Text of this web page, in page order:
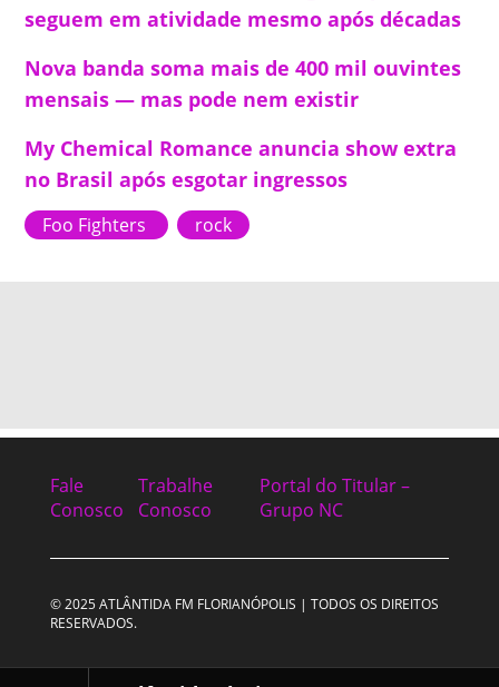
seguem em atividade mesmo após décadas
Nova banda soma mais de 400 mil ouvintes
mensais — mas pode nem existir
My Chemical Romance anuncia show extra
no Brasil após esgotar ingressos
Foo Fighters rock
Fale
Conosco
Trabalhe
Conosco
Portal do Titular –
Grupo NC
© 2025 ATLÂNTIDA FM FLORIANÓPOLIS | TODOS OS DIREITOS
RESERVADOS.